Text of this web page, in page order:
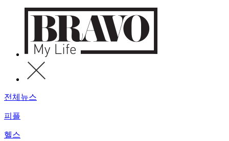
전체뉴스
피플
헬스